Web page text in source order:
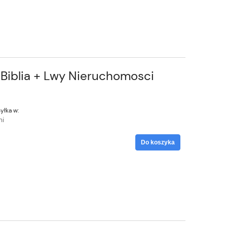
+ Lwy Nieruchomosci
w:
Do koszyka